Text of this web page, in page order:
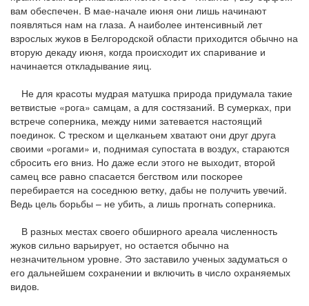
вам обеспечен. В мае-начале июня они лишь начинают
появляться нам на глаза. А наиболее интенсивный лет
взрослых жуков в Белгородской области приходится обычно на
вторую декаду июня, когда происходит их спаривание и
начинается откладывание яиц.
Не для красоты мудрая матушка природа придумала такие
ветвистые «рога» самцам, а для состязаний. В сумерках, при
встрече соперника, между ними затевается настоящий
поединок. С треском и щелканьем хватают они друг друга
своими «рогами» и, поднимая супостата в воздух, стараются
сбросить его вниз. Но даже если этого не выходит, второй
самец все равно спасается бегством или поскорее
перебирается на соседнюю ветку, дабы не получить увечий.
Ведь цель борьбы – не убить, а лишь прогнать соперника.
В разных местах своего обширного ареала численность
жуков сильно варьирует, но остается обычно на
незначительном уровне. Это заставило ученых задуматься о
его дальнейшем сохранении и включить в число охраняемых
видов.